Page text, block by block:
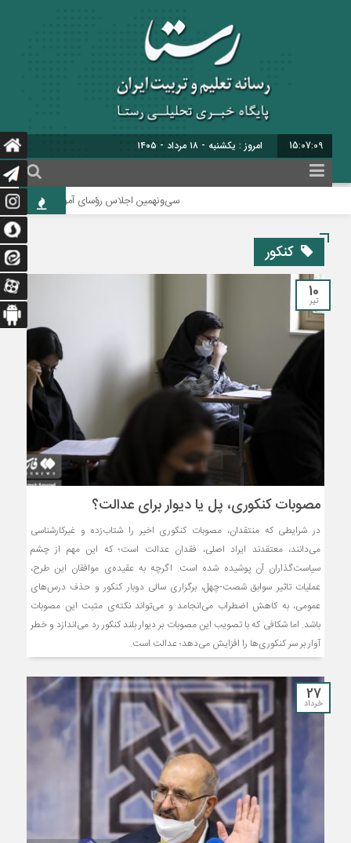
15:07:10 امروز : یکشنبه - ۱۸ مرداد - ۱۴۰۵
سی‌ونهمین اجلاس رؤسای آموزش و پرورش کشور
کنکور
10
تیر
مصوبات کنکوری، پل یا دیوار برای عدالت؟
در شرایطی که منتقدان، مصوبات کنکوری اخیر را شتاب‌زده و غیرکارشناسی
می‌دانند، معتقدند ایراد اصلی، فقدان عدالت است؛ که این مهم از چشم
سیاست‌گذاران آن پوشیده شده است. اگرچه به عقیده‌ی موافقان این طرح،
عملیات تاثیر سوابق شصت-چهل، برگزاری سالی دوبار کنکور و حذف درس‌های
عمومی، به کاهش اضطراب می‌انجامد و می‌تواند نکته‌ی مثبت این مصوبات
باشد. اما شکافی که با تصویب این مصوبات بر دیوار بلند کنکور رد می‌اندازد و خطر
آوار بر سر کنکوری‌ها را افزایش می‌دهد؛ عدالت است.
27
خرداد